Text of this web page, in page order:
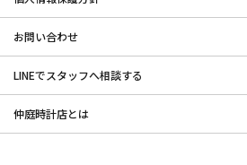
お問い合わせ
LINEでスタッフへ相談する
仲庭時計店とは